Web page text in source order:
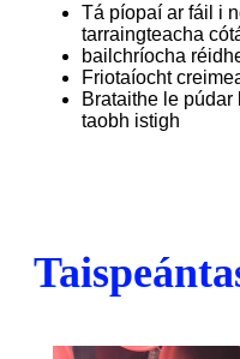
Tá píopaí ar fáil i
tarraingteacha
bailchríocha
Friotaíocht
Brataithe le
taobh istigh